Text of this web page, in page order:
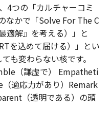
4つの「カルチャーコミ
なかで「Solve For The C
適解』を考える）」と
を込めて届ける）」とい
も変わらない核です。
（謙虚で） Empatheti
適応力があり）Remark
（透明である）の頭